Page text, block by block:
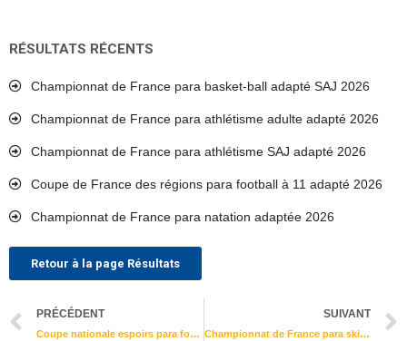
RÉSULTATS RÉCENTS
Championnat de France para basket-ball adapté SAJ 2026
Championnat de France para athlétisme adulte adapté 2026
Championnat de France para athlétisme SAJ adapté 2026
Coupe de France des régions para football à 11 adapté 2026
Championnat de France para natation adaptée 2026
Retour à la page Résultats
Précédent
PRÉCÉDENT
Coupe nationale espoirs para football à 7 adapté 2022
SUIVANT
Championnat de France para ski nordique adapté 2022